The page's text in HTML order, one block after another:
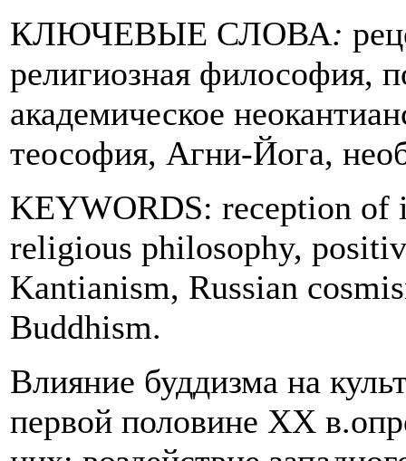
КЛЮЧЕВЫЕ СЛОВА:
религиозная философия,
академическое
теософия, Агни-Йога,
KEYWORDS: reception of
religious philosophy,
Kantianism, Russian
Buddhism.
Влияние буддизма на
первой половине XX